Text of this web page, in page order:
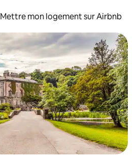
Mettre mon logement sur Airbnb